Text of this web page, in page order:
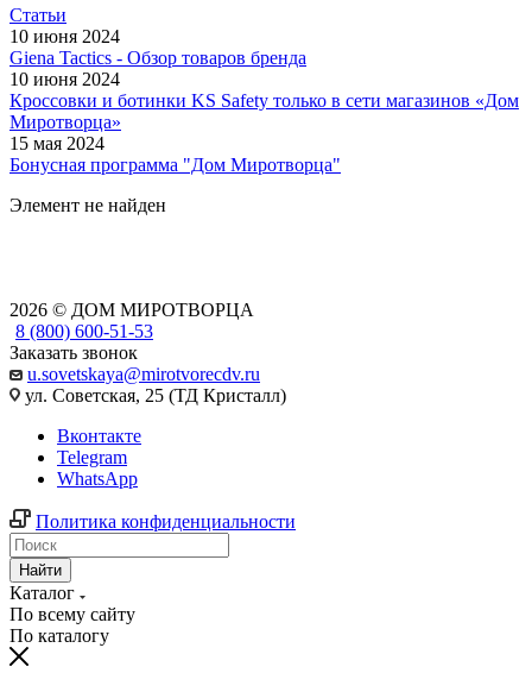
Статьи
10 июня 2024
Giena Tactics - Обзор товаров бренда
10 июня 2024
Кроссовки и ботинки KS Safety только в сети магазинов «Дом
Миротворца»
15 мая 2024
Бонусная программа "Дом Миротворца"
Элемент не найден
2026 © ДОМ МИРОТВОРЦА
8 (800) 600-51-53
Заказать звонок
u.sovetskaya@mirotvorecdv.ru
ул. Советская, 25 (ТД Кристалл)
Вконтакте
Telegram
WhatsApp
Политика конфиденциальности
Найти
Каталог
По всему сайту
По каталогу